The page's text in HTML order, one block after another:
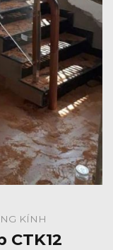
KÍNH